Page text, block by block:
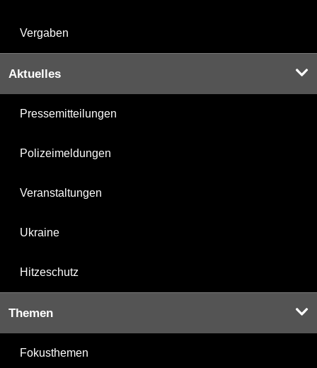
Vergaben
Aktuelles
Pressemitteilungen
Polizeimeldungen
Veranstaltungen
Ukraine
Hitzeschutz
Themen
Fokusthemen